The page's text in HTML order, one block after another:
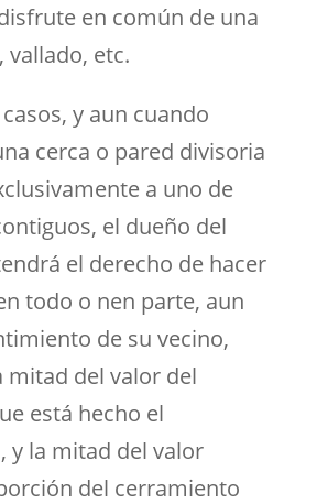
en común de una
vallado, etc.
y aun cuando
cerca o pared divisoria
a uno de
el dueño del
el derecho de hacer
todo o nen parte, aun
de su vecino,
mitad del valor del
está hecho el
y la mitad del valor
del cerramiento